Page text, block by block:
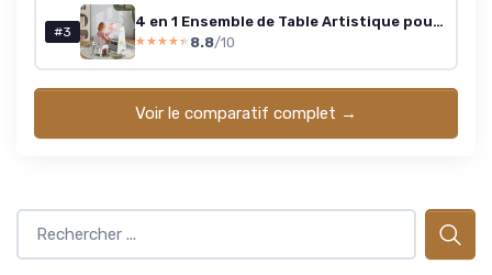
#3
4 en 1 Ensemble de Table Artistique pour Enfants avec Chaise, Bureau,Tableau Magnétique,Tableau Noir et Etagère,Trépied Réglable en Angle et Craies pour 3 Ans et+ (Naturel)
★★★★★
★★★★★ 8.8/10
Voir le comparatif complet →